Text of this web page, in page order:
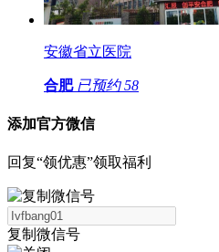
安徽省立医院
合肥 已预约 58
添加官方微信
回复“领优惠”领取福利
复制微信号